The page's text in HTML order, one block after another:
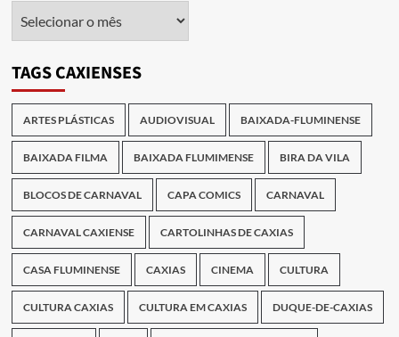
TAGS CAXIENSES
ARTES PLÁSTICAS AUDIOVISUAL BAIXADA-FLUMINENSE
BAIXADA FILMA BAIXADA FLUMIMENSE BIRA DA VILA
BLOCOS DE CARNAVAL CAPA COMICS CARNAVAL
CARNAVAL CAXIENSE CARTOLINHAS DE CAXIAS
CASA FLUMINENSE CAXIAS CINEMA CULTURA
CULTURA CAXIAS CULTURA EM CAXIAS DUQUE-DE-CAXIAS